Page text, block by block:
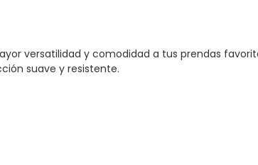
versatilidad y comodidad a tus prendas
suave y resistente.